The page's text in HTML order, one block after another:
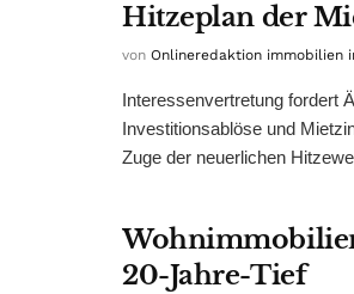
Hitzeplan der
von Onlineredaktion immobilien
Interessenvertretung fordert
Investitionsablöse und
Zuge der neuerlichen
20-Jahre-Tief